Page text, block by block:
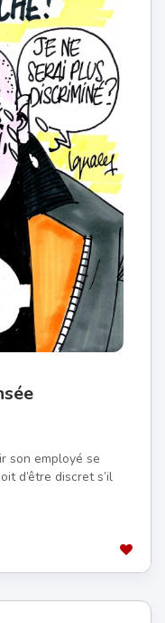
son employé se
d’être discret s’il